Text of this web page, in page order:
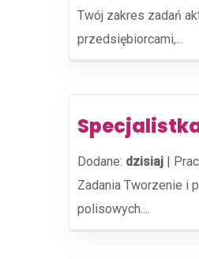
Twój zakres zadań
przedsiębiorcami,...
Dodane: dzisiaj |
Zadania Tworzenie i
polisowych....